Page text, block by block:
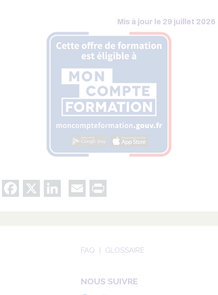
Mis à jour le 29 juillet 2026
Facebook LinkedIn Email
FAQ GLOSSAIRE
NOUS SUIVRE